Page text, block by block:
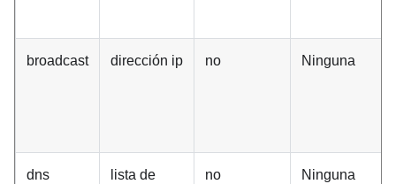
broadcast dirección ip no Ninguna
dns
lista de
no Ninguna